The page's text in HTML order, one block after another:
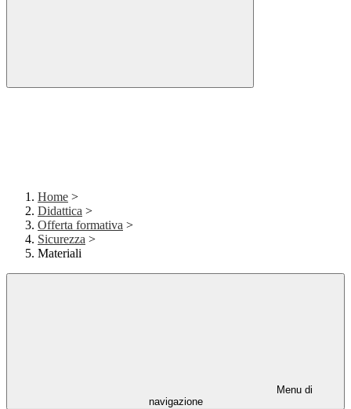
Home >
Didattica >
Offerta formativa >
Sicurezza >
Materiali
Menu di
navigazione